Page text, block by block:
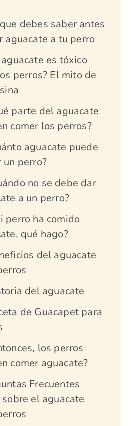
debes saber antes
aguacate a tu perro
es tóxico
perros? El mito de
parte del aguacate
comer los perros?
aguacate puede
un perro?
no se debe dar
a un perro?
perro ha comido
qué hago?
del aguacate
del aguacate
de Guacapet para
los perros
comer aguacate?
Frecuentes
sobre el aguacate